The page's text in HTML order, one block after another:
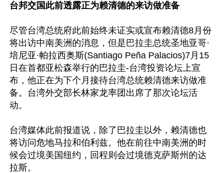
台邦交国此前透露正为赖清德的来访做准备
尽管台湾总统府此前始终未证实或宣布赖清德8月份
将出访中南美洲的消息，但是巴拉圭总统圣地亚哥·
培尼亚·帕拉西奥斯(Santiago Peña Palacios)7月15
日在首都亚松森举行的巴拉圭-台湾投资论坛上宣
布，他正在为下个月接待台湾总统赖清德来访做准
备。台湾外交部长林家龙率团出席了那次论坛活
动。
台湾媒体此前报道说，除了巴拉圭以外，赖清德也
将访问危地马拉和伯利兹。他在前往中南美洲的时
候会过境美国纽约，回程则会过境德克萨斯州的达
拉斯。